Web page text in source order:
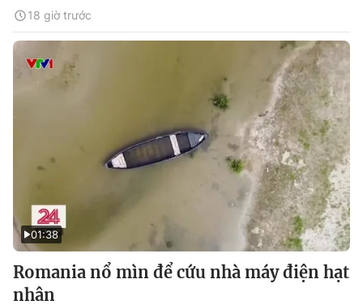
18 giờ trước
01:38
Romania nổ mìn để cứu nhà máy điện hạt
nhân